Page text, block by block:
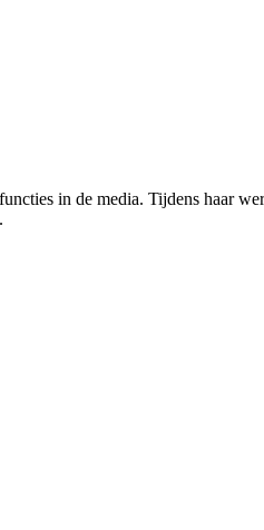
in de media. Tijdens haar